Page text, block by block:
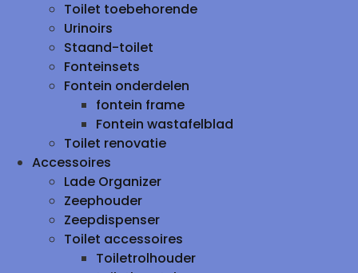
Toilet toebehorende
Urinoirs
Staand-toilet
Fonteinsets
Fontein onderdelen
fontein frame
Fontein wastafelblad
Toilet renovatie
Accessoires
Lade Organizer
Zeephouder
Zeepdispenser
Toilet accessoires
Toiletrolhouder